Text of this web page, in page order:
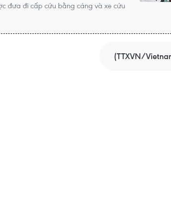
đưa đi cấp cứu bằng cáng và xe cứu
(TTXVN/